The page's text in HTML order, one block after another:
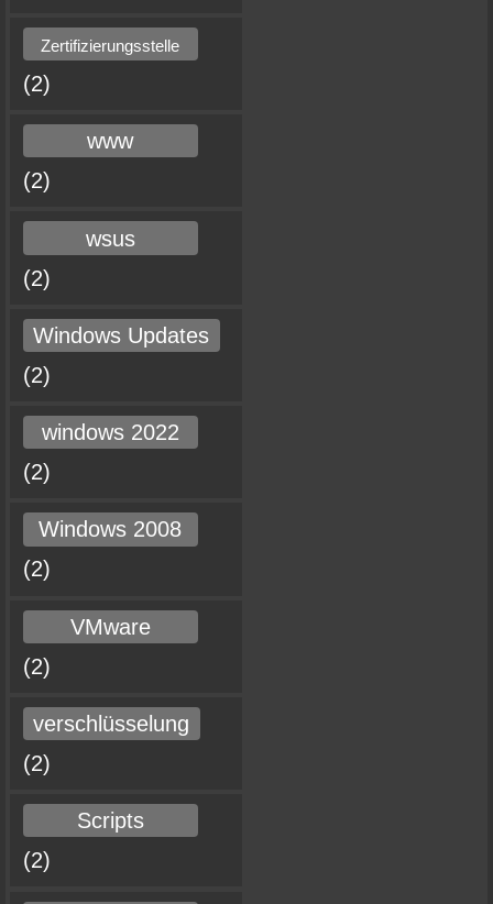
Zertifizierungsstelle
(2)
www
(2)
wsus
(2)
Windows Updates
(2)
windows 2022
(2)
Windows 2008
(2)
VMware
(2)
verschlüsselung
(2)
Scripts
(2)